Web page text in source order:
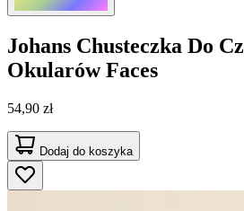
Johans Chusteczka Do
Okularów Faces
54,90 zł
Dodaj do koszyka